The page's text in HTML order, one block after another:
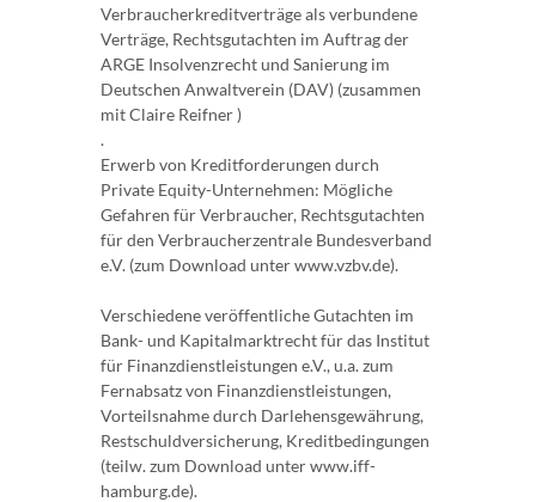
Verbraucherkreditverträge als verbundene
Verträge, Rechtsgutachten im Auftrag der
ARGE Insolvenzrecht und Sanierung im
Deutschen Anwaltverein (DAV) (zusammen
mit Claire Reifner )
.
Erwerb von Kreditforderungen durch
Private Equity-Unternehmen: Mögliche
Gefahren für Verbraucher, Rechtsgutachten
für den Verbraucherzentrale Bundesverband
e.V. (zum Download unter www.vzbv.de).
Verschiedene veröffentliche Gutachten im
Bank- und Kapitalmarktrecht für das Institut
für Finanzdienstleistungen e.V., u.a. zum
Fernabsatz von Finanzdienstleistungen,
Vorteilsnahme durch Darlehensgewährung,
Restschuldversicherung, Kreditbedingungen
(teilw. zum Download unter www.iff-
hamburg.de).